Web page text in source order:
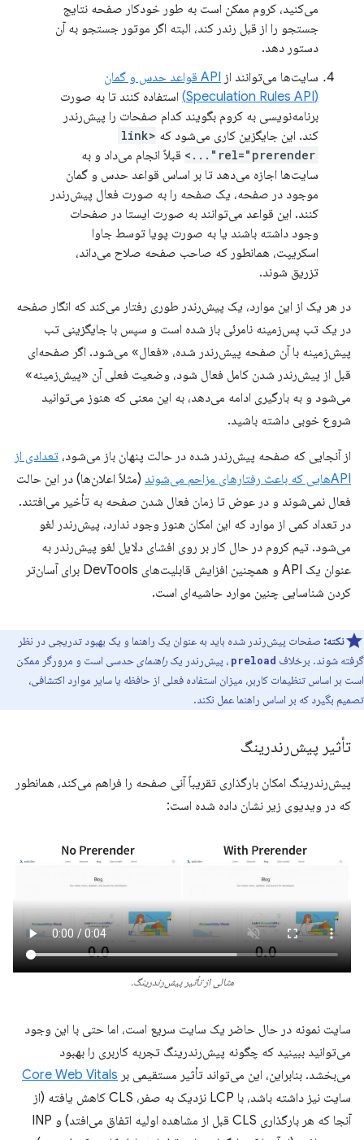
می‌کنید، کروم ممکن است به طور خودکار صفحه نتایج
جستجو را از قبل رندر کند، البته اگر موتور جستجو به آن
دستور دهد.
سایت‌ها می‌توانند از
API قواعد حدس و گمان
(Speculation Rules API)
استفاده کنند تا به صورت
برنامه‌نویسی به کروم بگویند کدام صفحات را پیش‌رندر
کند. این جایگزین کاری می‌شود که
<link
rel="prerender"...>
قبلاً انجام می‌داد و به
سایت‌ها اجازه می‌دهد تا بر اساس قواعد حدس و گمان
موجود در صفحه، یک صفحه را به صورت فعال پیش‌رندر
کنند. این قواعد می‌توانند به صورت ایستا در صفحات
وجود داشته باشند یا به صورت پویا توسط جاوا
اسکریپت، همانطور که صاحب صفحه صلاح می‌داند،
تزریق شوند.
در هر یک از این موارد، یک پیش‌رندر طوری رفتار می‌کند که انگار صفحه
در یک تب پس‌زمینه نامرئی باز شده است و سپس با جایگزینی تب
پیش‌زمینه با آن صفحه پیش‌رندر شده، «فعال» می‌شود. اگر صفحه‌ای
قبل از پیش‌رندر شدن کامل فعال شود، وضعیت فعلی آن «پیش‌زمینه»
می‌شود و به بارگیری ادامه می‌دهد، به این معنی که هنوز می‌توانید
شروع خوبی داشته باشید.
از آنجایی که صفحه پیش‌رندر شده در حالت پنهان باز می‌شود، تعدادی از
APIهایی که باعث رفتارهای مزاحم می‌شوند
(مثلاً اعلان‌ها) در این حالت
فعال نمی‌شوند و در عوض تا زمان فعال شدن صفحه به تأخیر می‌افتند.
در تعداد کمی از موارد که این امکان هنوز وجود ندارد، پیش‌رندر لغو
می‌شود. تیم کروم در حال کار بر روی افشای دلایل لغو پیش‌رندر به
عنوان یک API و همچنین افزایش قابلیت‌های DevTools برای آسان‌تر
کردن شناسایی چنین موارد حاشیه‌ای است.
نکته: صفحات پیش‌رندر شده باید به عنوان یک راهنما و یک بهبود تدریجی در نظر
گرفته شوند. برخلاف preload ، پیش‌رندر یک راهنمای حدسی است و مرورگر ممکن
است بر اساس تنظیمات کاربر، میزان استفاده فعلی از حافظه یا سایر موارد اکتشافی،
تصمیم بگیرد که بر اساس راهنما عمل نکند.
تأثیر پیش‌رندرینگ
پیش‌رندرینگ امکان بارگذاری تقریباً آنی صفحه را فراهم می‌کند، همانطور
که در ویدیوی زیر نشان داده شده است:
مثالی از تأثیر پیش‌رندرینگ.
سایت نمونه در حال حاضر یک سایت سریع است، اما حتی با این وجود
می‌توانید ببینید که چگونه پیش‌رندرینگ تجربه کاربری را بهبود
می‌بخشد. بنابراین، این می‌تواند تأثیر مستقیمی بر Core Web Vitals
سایت نیز داشته باشد، با LCP نزدیک به صفر، CLS کاهش یافته (از
آنجا که هر بارگذاری CLS قبل از مشاهده اولیه اتفاق می‌افتد) و INP